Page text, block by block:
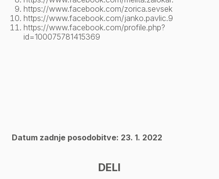
https://www.facebook.com/zorica.sevsek
https://www.facebook.com/janko.pavlic.9
https://www.facebook.com/profile.php?
id=100075781415369
Datum zadnje posodobitve: 23. 1. 2022
DELI